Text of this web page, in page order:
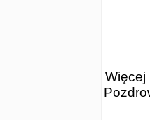
Więcej